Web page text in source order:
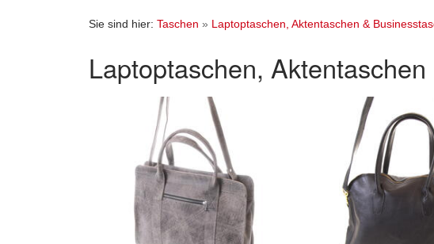
Sie sind hier: Taschen » Laptoptaschen, Aktentaschen &
Laptoptaschen,